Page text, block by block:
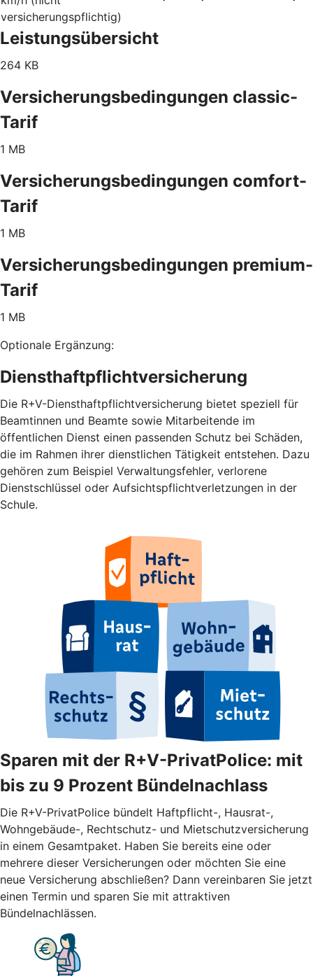
versicherungspflichtig)
Leistungsübersicht
264 KB
Versicherungsbedingungen classic-
Tarif
1 MB
Versicherungsbedingungen comfort-
Tarif
1 MB
Versicherungsbedingungen premium-
Tarif
1 MB
Optionale Ergänzung:
Diensthaftpflichtversicherung
Die R+V-Diensthaftpflichtversicherung bietet speziell für
Beamtinnen und Beamte sowie Mitarbeitende im
öffentlichen Dienst einen passenden Schutz bei Schäden,
die im Rahmen ihrer dienstlichen Tätigkeit entstehen. Dazu
gehören zum Beispiel Verwaltungsfehler, verlorene
Dienstschlüssel oder Aufsichtspflichtverletzungen in der
Schule.
Sparen mit der R+V-PrivatPolice: mit
bis zu 9 Prozent Bündelnachlass
Die R+V-PrivatPolice bündelt Haftpflicht-, Hausrat-,
Wohngebäude-, Rechtschutz- und Mietschutzversicherung
in einem Gesamtpaket. Haben Sie bereits eine oder
mehrere dieser Versicherungen oder möchten Sie eine
neue Versicherung abschließen? Dann vereinbaren Sie jetzt
einen Termin und sparen Sie mit attraktiven
Bündelnachlässen.